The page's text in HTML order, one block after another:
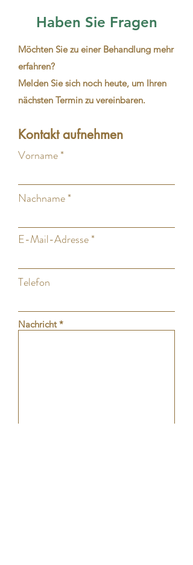
Haben Sie Fragen
Möchten Sie zu einer Behandlung mehr
erfahren?
Melden Sie sich noch heute, um Ihren
nächsten Termin zu vereinbaren.
Kontakt aufnehmen
Vorname
Nachname
E-Mail-Adresse
Telefon
Nachricht